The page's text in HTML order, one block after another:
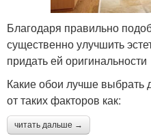
Благодаря правильно
существенно улучшить
придать ей оригинальности
Какие обои лучше выбрать
от таких факторов как:
читать дальше →